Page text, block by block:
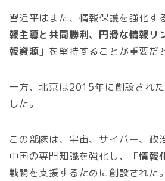
習近平はまた、情報保護を強化す
報主導と共同勝利、円滑な情報リ
報資源」 を堅持することが重要だ
一方、北京は2015年に創設され
した。
この部隊は、宇宙、サイバー、政
中国の専門知識を強化し、
「情報
戦闘を支援するために創設された。